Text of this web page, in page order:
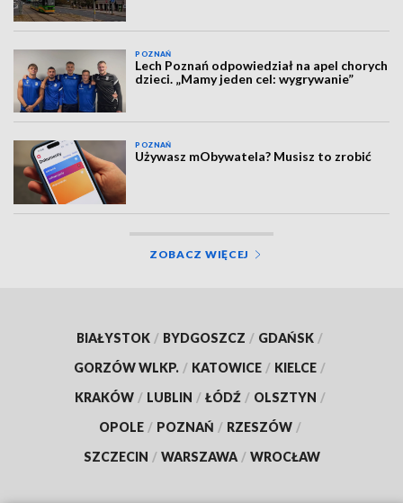
POZNAŃ
Lech Poznań odpowiedział na apel chorych
dzieci. „Mamy jeden cel: wygrywanie”
POZNAŃ
Używasz mObywatela? Musisz to zrobić
ZOBACZ WIĘCEJ
BIAŁYSTOK / BYDGOSZCZ / GDAŃSK /
GORZÓW WLKP. / KATOWICE / KIELCE /
KRAKÓW / LUBLIN / ŁÓDŹ / OLSZTYN /
OPOLE / POZNAŃ / RZESZÓW /
SZCZECIN / WARSZAWA / WROCŁAW